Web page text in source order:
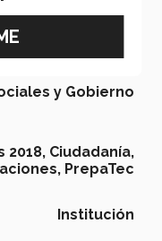
y Gobierno
2018, Ciudadanía,
PrepaTec
Institución